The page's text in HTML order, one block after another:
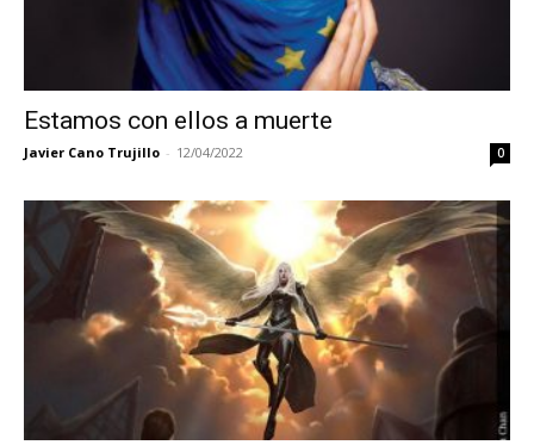
Estamos con ellos a muerte
Javier Cano Trujillo - 12/04/2022 0